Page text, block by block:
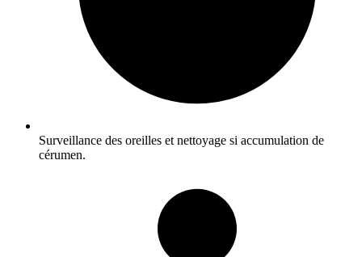
Surveillance des oreilles et nettoyage si accumulation de
cérumen.